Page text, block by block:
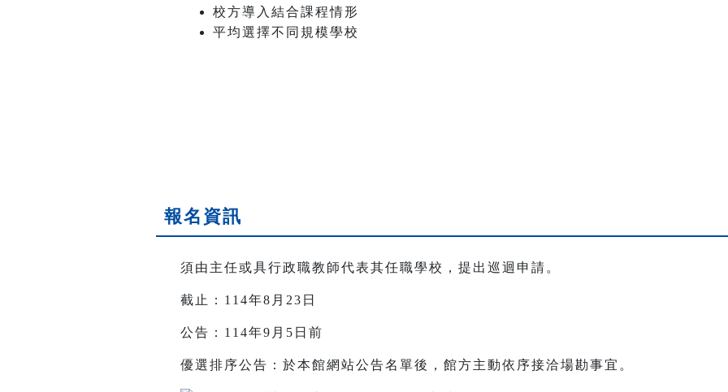
校方導入結合課程情形
平均選擇不同規模學校
報名資訊
須由主任或具行政職教師代表其任職學校，提出巡迴申請。
截止：114年8月23日
公告：114年9月5日前
優選排序公告：於本館網站公告名單後，館方主動依序接洽場勘事宜。